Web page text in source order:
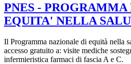
PNES -
EQUITA' NELLA
Il Programma nazionale di equità nella
accesso gratuito a: visite mediche
infermieristica farmaci di fascia A e C.